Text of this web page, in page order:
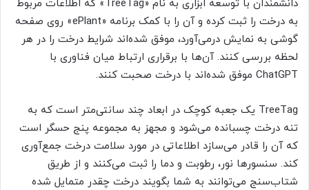
دانشمندان با توسعه ابزاری به نام «TreeTag» که اطلاعات مربوط
به درخت را ثبت کرده و آن را با کمک برنامه «ePlant» روی صفحه
گوشی به نمایش درمی‌آورد، موفق شده‌اند شرایط درخت را در هر
لحظه بررسی کنند. آن‌ها با برقراری ارتباط میان فناوری با
ChatGPT موفق شده‌اند با درخت صحبت کنند.
TreeTag یک جعبه کوچک در ابعاد چند سانتی‌متر است که به
تنه درخت چسبانده می‌شود و مجهز به مجموعه پنج حسگر است
که آن را قادر می‌سازد اطلاعاتی در مورد سلامت درخت جمع‌آوری
کند. سنسور‌ها نور، رطوبت و دما را ثبت می‌کنند و از طریق
شتاب‌سنج می‌توانند به شما بگویند درخت چقدر متمایل شده